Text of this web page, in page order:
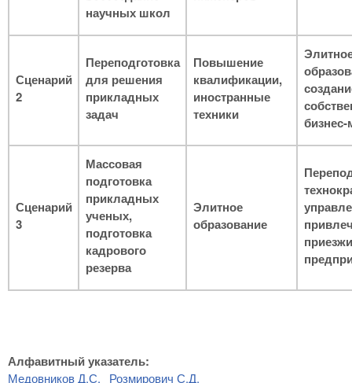
научных школ
Сценарий
2
Переподготовка
для решения
прикладных
задач
Повышение
квалификации,
иностранные
техники
Сценарий
3
Массовая
подготовка
прикладных
ученых,
подготовка
кадрового
резерва
Элитное
образование
Алфавитный указатель:
Медовников Д.С. Розмирович С.Д.